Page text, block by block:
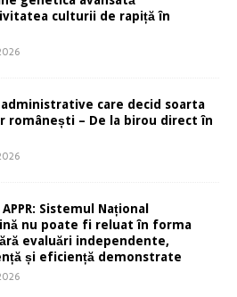
culturii de rapiță în
care decid soarta
românești – De la birou direct în
APPR: Sistemul Național
nu poate fi reluat în forma
evaluări independente,
și eficiență demonstrate